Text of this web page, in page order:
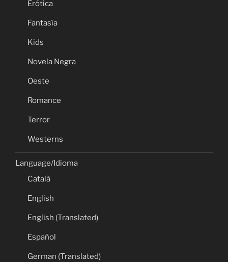
Erótica
Fantasía
Kids
Novela Negra
Oeste
Romance
Terror
Westerns
Language/Idioma
Català
English
English (Translated)
Español
German (Translated)